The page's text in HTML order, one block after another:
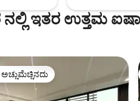
ನಲ್ಲಿ ಇತರ ಉತ್ತಮ
ಹೆಚ್ಚು ಅಚ್ಚುಮೆಚ್ಚಿನದು